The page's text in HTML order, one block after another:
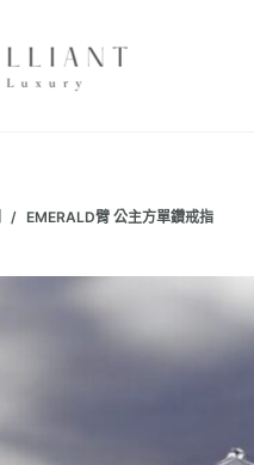
/ EMERALD臂 公主方單鑽戒指